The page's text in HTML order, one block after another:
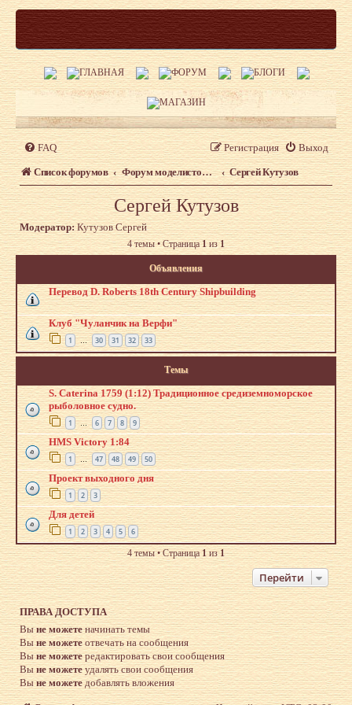
FAQ Выход
Регистрация
Список форумов Форум моделистов Верфь на столе. Авторские работы Сергей Кутузов
Сергей Кутузов
Модератор: Кутузов Сергей
4 темы • Страница1из1
Объявления
Перевод D. Roberts 18th Century Shipbuilding
Клуб "Чуланчик на Верфи"
1 … 30 31 32 33
Темы
S. Caterina 1759 (1:12) Традиционное средиземноморское
рыболовное судно.
1 … 6 7 8 9
HMS Victory 1:84
1 … 47 48 49 50
Проект выходного дня
1 2 3
Для детей
1 2 3 4 5 6
4 темы • Страница1из1
Перейти
ПРАВА ДОСТУПА
Выне можетеначинать темы
Выне можетеотвечать на сообщения
Выне можетередактировать свои сообщения
Выне можетеудалять свои сообщения
Выне можетедобавлять вложения